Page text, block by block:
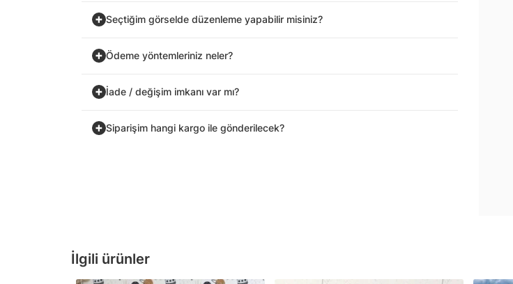
İlgili ürünler
Seçtiğim görselde düzenleme yapabilir misiniz?
Ödeme yöntemleriniz neler?
İade / değişim imkanı var mı?
Siparişim hangi kargo ile gönderilecek?